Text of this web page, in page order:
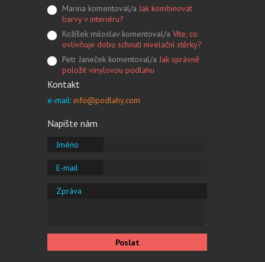
Marina komentoval/a Jak kombinovat
barvy v interiéru?
Kožíšek miloslav komentoval/a Víte, co
ovlivňuje dobu schnutí nivelační stěrky?
Petr Janeček komentoval/a Jak správně
položit vinylovou podlahu
Kontakt
e-mail: info@podlahy.com
Napište nám
Jméno
E-mail
Zpráva
Poslat